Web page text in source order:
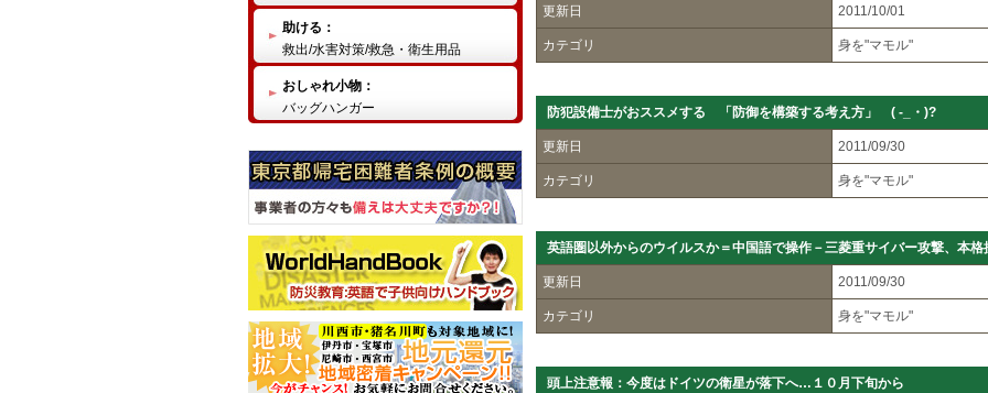
助ける：
救出/水害対策/救急・衛生用品
おしゃれ小物：
バッグハンガー
更新日 2011/10/01
カテゴリ 身を"マモル"
防犯設備士がおススメする 「防御を構築する考え方」 ( -_・)?
更新日 2011/09/30
カテゴリ 身を"マモル"
英語圏以外からのウイルスか＝中国語で操作－三菱重サイバー攻撃、本格
更新日 2011/09/30
カテゴリ 身を"マモル"
頭上注意報：今度はドイツの衛星が落下へ…１０月下旬から